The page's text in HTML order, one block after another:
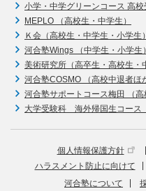
小学・中学グリーンコース 高校
MEPLO （高校生・中学生）
Ｋ会（高校生・中学生・小学生）
河合塾Wings （中学生・小学生）
美術研究所（高卒生・高校生・
河合塾COSMO （高校中退者ほ
河合塾サポートコース梅田 （高
大学受験科 海外帰国生コース
個人情報保護方針
ハラスメント防止に向けて
河合塾について